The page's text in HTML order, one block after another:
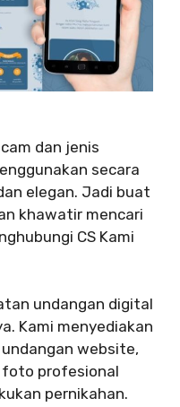
dan jenis
secara
elegan. Jadi buat
khawatir mencari
CS Kami
undangan digital
Kami menyediakan
website,
foto profesional
pernikahan.